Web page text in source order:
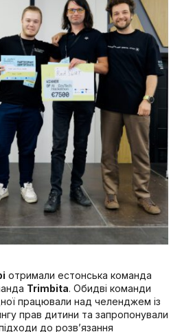
отримали естонська команда
Trimbita. Обидві команди
працювали над челенджем із
прав дитини та запропонували
до розв’язання